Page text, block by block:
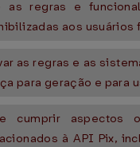
as regras e
aos usuários
as regras e as
para geração e para
cumprir aspectos
à API Pix,